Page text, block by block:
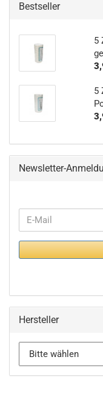
Bestseller
5
5
Newsletter-
WEITER
ZUR
NEWSLETTER-
ANMELDUNG
E-
Mail
Hersteller